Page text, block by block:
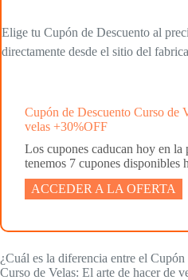
Elige tu Cupón de Descuento al
directamente desde el sitio del
Cupón de Descuento Curso de
velas +30%OFF
Los cupones caducan hoy en la
tenemos 7 cupones disponibles
ACCEDER A LA OFERTA
¿Cuál es la diferencia entre el
Curso de Velas: El arte de hacer de